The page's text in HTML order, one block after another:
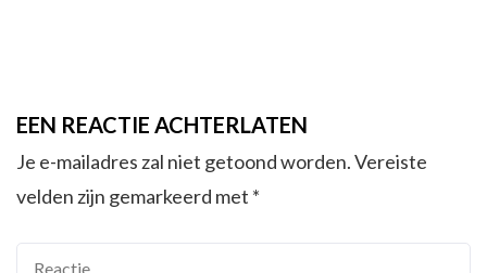
EEN REACTIE ACHTERLATEN
Je e-mailadres zal niet getoond worden.Vereiste
velden zijn gemarkeerd met *